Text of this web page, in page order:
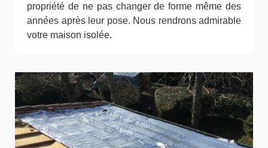
propriété de ne pas changer de forme même des
années après leur pose. Nous rendrons admirable
votre maison isolée.